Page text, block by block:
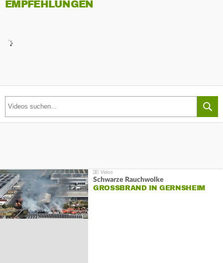
EMPFEHLUNGEN
Schwarze Rauchwolke
GROSSBRAND IN GERNSHEIM